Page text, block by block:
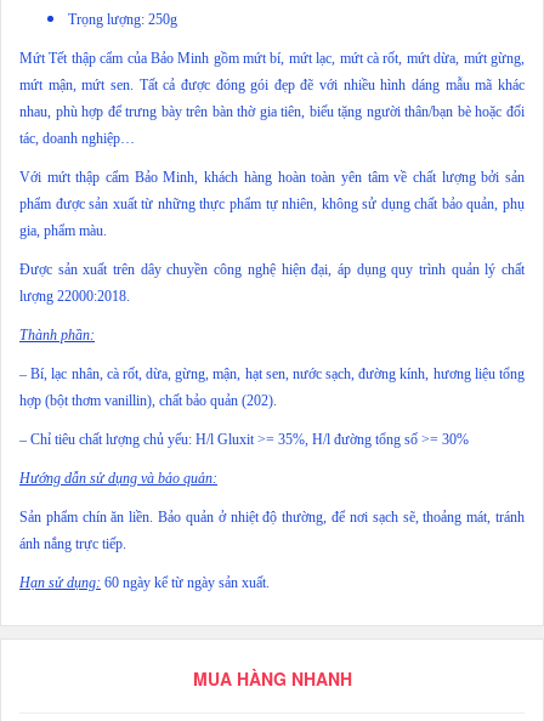
Trọng lượng: 250g
Mứt Tết thập cẩm của Bảo Minh gồm mứt bí, mứt lạc, mứt cà rốt, mứt dừa, mứt gừng,
mứt mận, mứt sen. Tất cả được đóng gói đẹp đẽ với nhiều hình dáng mẫu mã khác
nhau, phù hợp để trưng bày trên bàn thờ gia tiên, biếu tặng người thân/bạn bè hoặc đối
tác, doanh nghiệp…
Với mứt thập cẩm Bảo Minh, khách hàng hoàn toàn yên tâm về chất lượng bởi sản
phẩm được sản xuất từ những thực phẩm tự nhiên, không sử dụng chất bảo quản, phụ
gia, phẩm màu.
Được sản xuất trên dây chuyền công nghệ hiện đại, áp dụng quy trình quản lý chất
lượng 22000:2018.
Thành phần:
– Bí, lạc nhân, cà rốt, dừa, gừng, mận, hạt sen, nước sạch, đường kính, hương liệu tổng
hợp (bột thơm vanillin), chất bảo quản (202).
– Chỉ tiêu chất lượng chủ yếu: H/l Gluxit >= 35%, H/l đường tổng số >= 30%
Hướng dẫn sử dụng và bảo quản:
Sản phẩm chín ăn liền. Bảo quản ở nhiệt độ thường, để nơi sạch sẽ, thoảng mát, tránh
ánh nắng trực tiếp.
Hạn sử dụng: 60 ngày kể từ ngày sản xuất.
MUA HÀNG NHANH